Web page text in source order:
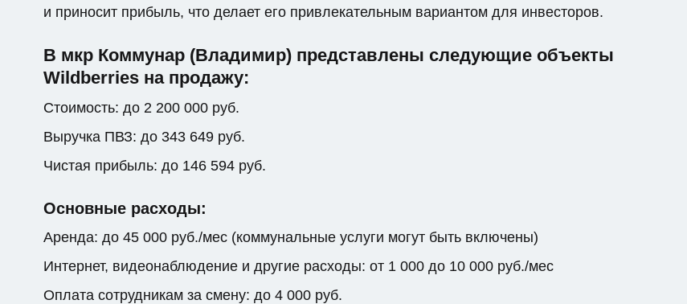
и приносит прибыль, что делает его привлекательным вариантом для инвесторов.
В мкр Коммунар (Владимир) представлены следующие объекты
Wildberries на продажу:
Стоимость: до 2 200 000 руб.
Выручка ПВЗ: до 343 649 руб.
Чистая прибыль: до 146 594 руб.
Основные расходы:
Аренда: до 45 000 руб./мес (коммунальные услуги могут быть включены)
Интернет, видеонаблюдение и другие расходы: от 1 000 до 10 000 руб./мес
Оплата сотрудникам за смену: до 4 000 руб.